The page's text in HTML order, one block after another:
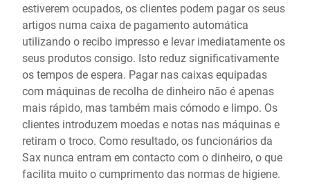
estiverem ocupados, os clientes podem pagar os seus
artigos numa caixa de pagamento automática
utilizando o recibo impresso e levar imediatamente os
seus produtos consigo. Isto reduz significativamente
os tempos de espera. Pagar nas caixas equipadas
com máquinas de recolha de dinheiro não é apenas
mais rápido, mas também mais cómodo e limpo. Os
clientes introduzem moedas e notas nas máquinas e
retiram o troco. Como resultado, os funcionários da
Sax nunca entram em contacto com o dinheiro, o que
facilita muito o cumprimento das normas de higiene.